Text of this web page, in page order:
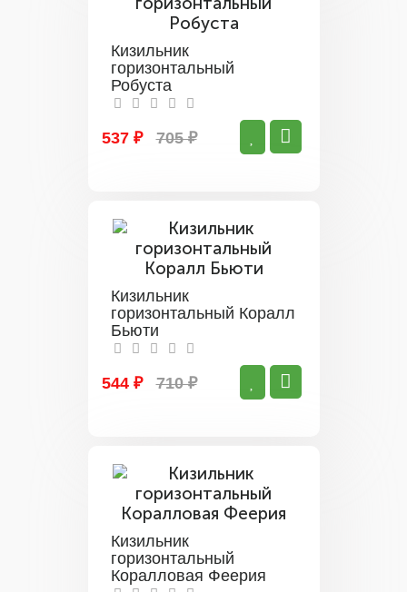
Кизильник
горизонтальный
Робуста
537 ₽ 705 ₽
Кизильник
горизонтальный Коралл
Бьюти
544 ₽ 710 ₽
Кизильник
горизонтальный
Коралловая Феерия